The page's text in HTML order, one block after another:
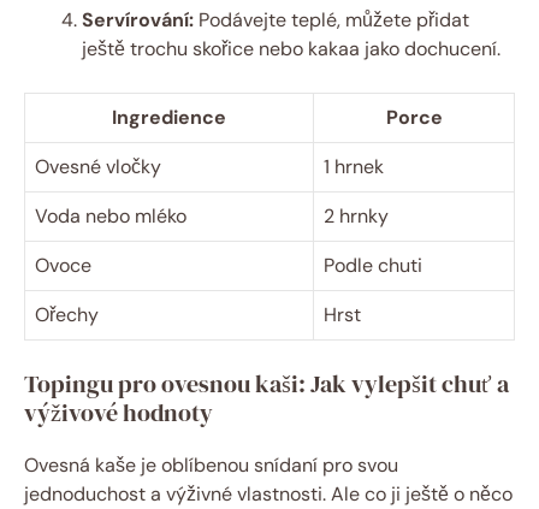
Servírování: Podávejte teplé, můžete přidat
ještě trochu skořice nebo kakaa jako dochucení.
Ingredience
Porce
Ovesné vločky
1 hrnek
Voda nebo mléko
2 hrnky
Ovoce
Podle chuti
Ořechy
Hrst
Topingu pro ovesnou kaši: Jak vylepšit chuť a
výživové hodnoty
Ovesná kaše je oblíbenou snídaní pro svou
jednoduchost a výživné vlastnosti. Ale co ji ještě o něco